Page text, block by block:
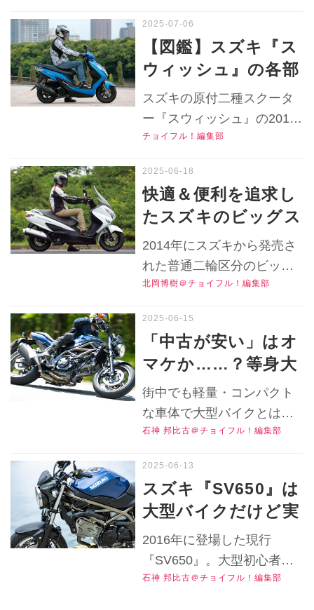
らいだけど……【チ
ョイフル！おすすめ
中古バイク価格リサ
ーチ／2025年7月
版】
車実勢価格や中古バイクの
特徴をリサーチします！
▶▶▶『チョイフル！』の
公式Ｘ（旧Twitter）はこち
ら！
【図鑑】スズキ『ス
ウィッシュ』の各部
装備や足つきを解
説！リアキャリア標
準装備で快適性も十
中古バイク選びの参
考書／SUZUKI
SWISH（2018）】
スズキの原付二種スクータ
ー『スウィッシュ』の2018
年モデルの足つき性や各部
じめ日々の移動を快適にす
る機能が満載！▶▶▶写真
（12枚）はこちら！｜スズ
キ『スウィッシュ
（2018）』▶▶▶『チョイ
Twitter）はこちら！文：太
田安治、オートバイ編集部
／写真：南 孝幸、森 浩輔※
この記事は2018年8月14日
にwebオートバイで掲載さ
れたものを再構成した記事
チョイフル！編集部
快適＆便利を追求し
たスズキのビッグス
クーター『バーグマ
ン200』の装備を写
真付きで解説！足つ
ジションはどうだっ
た？【チョイフル！
中古バイク選びの参
考書／SUZUKI
BURGMAN 200】
2014年にスズキから発売さ
れた普通二輪区分のビッグ
スクーター『バーグマン
ョンを紹介します！▶▶▶
写真（13枚）はこちら！
▶▶▶『チョイフル！』の
公式Ｘ（旧Twitter）はこち
ら！※この記事は2020年9
開されたものを再構成した
記事です。
北岡博樹＠チョイフル！編集部
「中古が安い」はオ
マケか……？等身大
で大型バイクを楽し
める『SV650』はシ
ンプル故に飽きの来
一台かも？【チョイ
フル！人気バイクイ
ンプレRevival／
SUZUKI
SV650（2023）後
編】
街中でも軽量・コンパクト
な車体で大型バイクとは思
えないような快適性を発揮
『SV650』。しかし中身は
ちゃんと大型バイク！ ひと
たびワインディングを走っ
てみると……？▶▶▶『チ
ョイフル！』の公式Ｘ（旧
石神 邦比古＠チョイフル！編集部
スズキ『SV650』は
大型バイクだけど実
はアレとかコレとか
が中型バイク並み⁉
大型バイクへのステ
2016年に登場した現行
『SV650』。大型初心者で
も扱い易いミドルクラスモ
石神 邦比古＠チョイフル！編集部